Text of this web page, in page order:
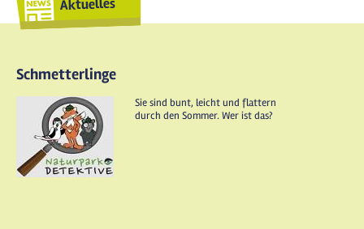
Aktuelles
Schmetterlinge
Sie sind bunt, leicht und flattern
durch den Sommer. Wer ist das?